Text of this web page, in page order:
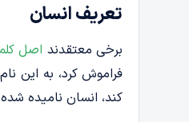
تعریف انسان
برخی معتقدند اصل
فراموش کرد، به این
کند، انسان نامیده